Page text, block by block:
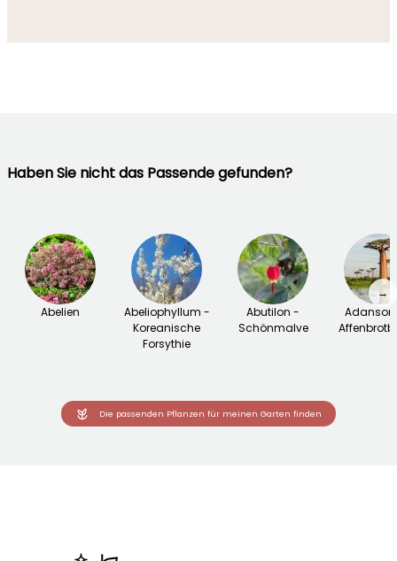
Haben Sie nicht das Passende gefunden?
Abelien
Abeliophyllum -
Koreanische
Forsythie
Abutilon -
Schönmalve
→
Die passenden Pflanzen für meinen Garten finden